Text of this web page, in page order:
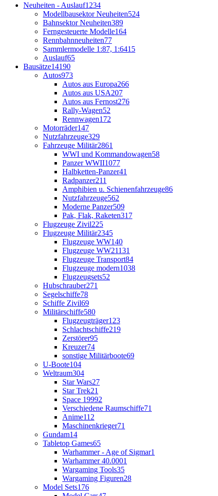
Neuheiten - Auslauf1234
Modellbausektor Neuheiten524
Bahnsektor Neuheiten389
Ferngesteuerte Modelle164
Rennbahnneuheiten77
Sammlermodelle 1:87, 1:6415
Auslauf65
Bausätze14190
Autos973
Autos aus Europa266
Autos aus USA207
Autos aus Fernost276
Rally-Wagen52
Rennwagen172
Motorräder147
Nutzfahrzeuge329
Fahrzeuge Militär2861
WWI und Kommandowagen58
Panzer WWII1077
Halbketten-Panzer41
Radpanzer211
Amphibien u. Schienenfahrzeuge86
Nutzfahrzeuge562
Moderne Panzer509
Pak, Flak, Raketen317
Flugzeuge Zivil225
Flugzeuge Militär2345
Flugzeuge WW140
Flugzeuge WW21131
Flugzeuge Transport84
Flugzeuge modern1038
Flugzeugsets52
Hubschrauber271
Segelschiffe78
Schiffe Zivil69
Militärschiffe580
Flugzeugträger123
Schlachtschiffe219
Zerstörer95
Kreuzer74
sonstige Militärboote69
U-Boote104
Weltraum304
Star Wars27
Star Trek21
Space 19992
Verschiedene Raumschiffe71
Anime112
Maschinenkrieger71
Gundam14
Tabletop Games65
Warhammer - Age of Sigmar1
Warhammer 40.0001
Wargaming Tools35
Wargaming Figuren28
Model Sets176